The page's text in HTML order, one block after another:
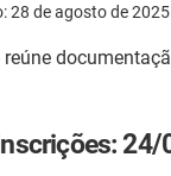
28 de agosto de 2025